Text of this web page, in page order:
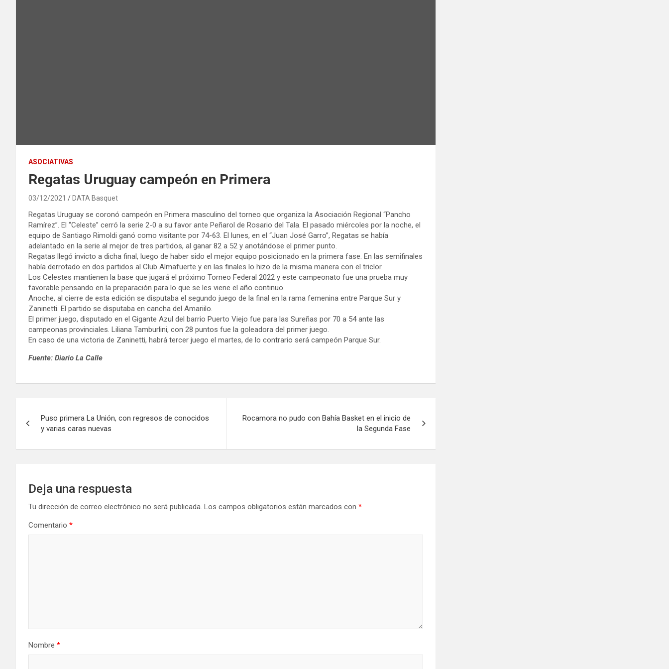
ASOCIATIVAS
Regatas Uruguay campeón en Primera
03/12/2021 DATA Basquet
Regatas Uruguay se coronó campeón en Primera masculino del torneo que organiza la Asociación Regional “Pancho
Ramírez”. El “Celeste” cerró la serie 2-0 a su favor ante Peñarol de Rosario del Tala. El pasado miércoles por la noche, el
equipo de Santiago Rimoldi ganó como visitante por 74-63. El lunes, en el “Juan José Garro”, Regatas se había
adelantado en la serie al mejor de tres partidos, al ganar 82 a 52 y anotándose el primer punto.
Regatas llegó invicto a dicha final, luego de haber sido el mejor equipo posicionado en la primera fase. En las semifinales
había derrotado en dos partidos al Club Almafuerte y en las finales lo hizo de la misma manera con el triclor.
Los Celestes mantienen la base que jugará el próximo Torneo Federal 2022 y este campeonato fue una prueba muy
favorable pensando en la preparación para lo que se les viene el año continuo.
Anoche, al cierre de esta edición se disputaba el segundo juego de la final en la rama femenina entre Parque Sur y
Zaninetti. El partido se disputaba en cancha del Amariilo.
El primer juego, disputado en el Gigante Azul del barrio Puerto Viejo fue para las Sureñas por 70 a 54 ante las
campeonas provinciales. Liliana Tamburlini, con 28 puntos fue la goleadora del primer juego.
En caso de una victoria de Zaninetti, habrá tercer juego el martes, de lo contrario será campeón Parque Sur.
Fuente: Diario La Calle
de
entradas
Puso primera La Unión, con regresos de conocidos
y varias caras nuevas
Rocamora no pudo con Bahía Basket en el inicio de
la Segunda Fase
Deja una respuesta
Tu dirección de correo electrónico no será publicada. Los campos obligatorios están marcados con *
Comentario *
Nombre *